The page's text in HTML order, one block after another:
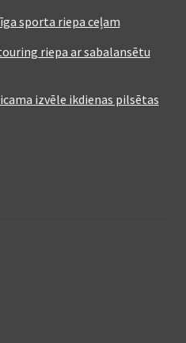
sporta riepa ceļam
riepa ar sabalansētu
izvēle ikdienas pilsētas